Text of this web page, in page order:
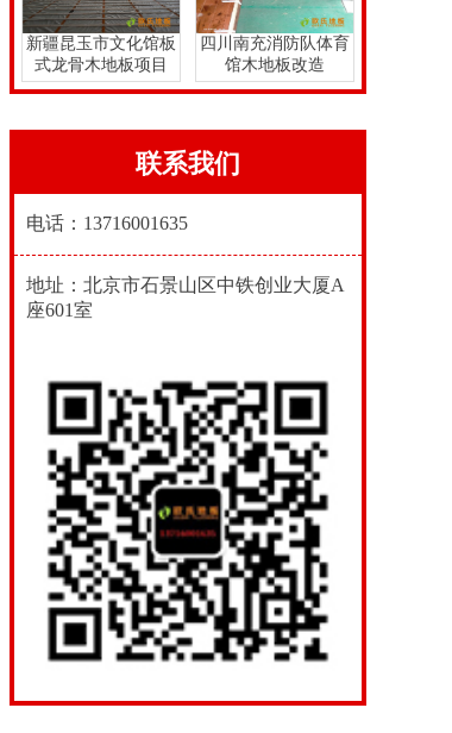
新疆昆玉市文化馆板
式龙骨木地板项目
四川南充消防队体育
馆木地板改造
联系我们
电话：13716001635
地址：北京市石景山区中铁创业大厦A
座601室